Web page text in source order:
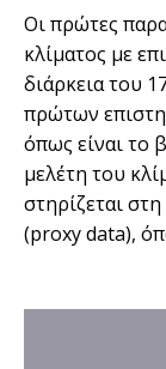
Οι πρώτες
κλίματος με
διάρκεια του
πρώτων
όπως είναι το
μελέτη του
στηρίζεται
(proxy data),